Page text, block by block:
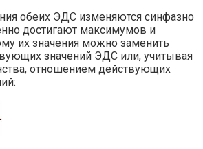
обеих ЭДС изменяются синфазно
достигают максимумов и
их значения можно заменить
значений ЭДС или, учитывая
отношением действующих